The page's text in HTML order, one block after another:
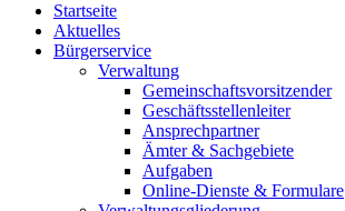
Startseite
Aktuelles
Bürgerservice
Verwaltung
Gemeinschaftsvorsitzender
Geschäftsstellenleiter
Ansprechpartner
Ämter & Sachgebiete
Aufgaben
Online-Dienste & Formulare